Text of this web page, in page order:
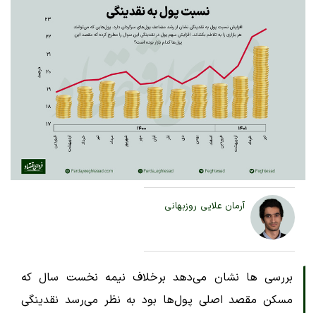
آرمان علایی روزبهانی
بررسی ها نشان می‌دهد برخلاف نیمه نخست سال که
مسکن مقصد اصلی پول‌ها بود به نظر می‌رسد نقدینگی